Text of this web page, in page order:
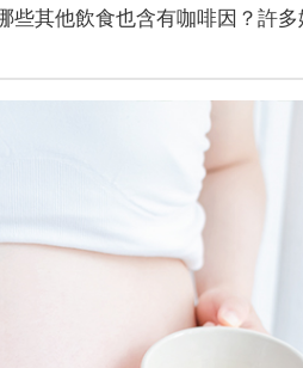
些其他飲食也含有咖啡因？許多